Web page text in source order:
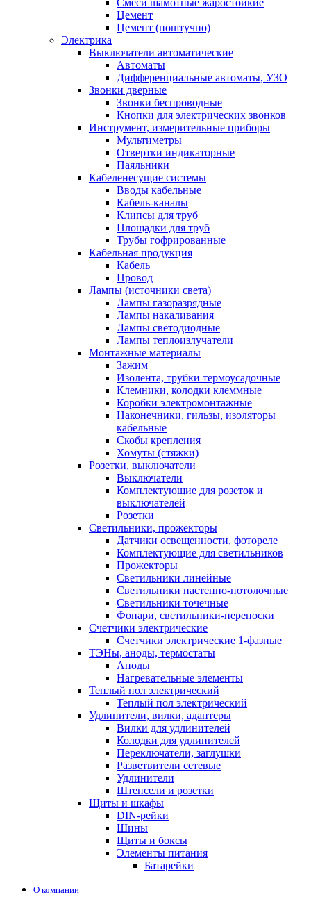
Смеси шамотные жаростойкие
Цемент
Цемент (поштучно)
Электрика
Выключатели автоматические
Автоматы
Дифференциальные автоматы, УЗО
Звонки дверные
Звонки беспроводные
Кнопки для электрических звонков
Инструмент, измерительные приборы
Мультиметры
Отвертки индикаторные
Паяльники
Кабеленесущие системы
Вводы кабельные
Кабель-каналы
Клипсы для труб
Площадки для труб
Трубы гофрированные
Кабельная продукция
Кабель
Провод
Лампы (источники света)
Лампы газоразрядные
Лампы накаливания
Лампы светодиодные
Лампы теплоизлучатели
Монтажные материалы
Зажим
Изолента, трубки термоусадочные
Клемники, колодки клеммные
Коробки электромонтажные
Наконечники, гильзы, изоляторы
кабельные
Скобы крепления
Хомуты (стяжки)
Розетки, выключатели
Выключатели
Комплектующие для розеток и
выключателей
Розетки
Светильники, прожекторы
Датчики освещенности, фотореле
Комплектующие для светильников
Прожекторы
Светильники линейные
Светильники настенно-потолочные
Светильники точечные
Фонари, светильники-переноски
Счетчики электрические
Счетчики электрические 1-фазные
ТЭНы, аноды, термостаты
Аноды
Нагревательные элементы
Теплый пол электрический
Теплый пол электрический
Удлинители, вилки, адаптеры
Вилки для удлинителей
Колодки для удлинителей
Переключатели, заглушки
Разветвители сетевые
Удлинители
Штепсели и розетки
Щиты и шкафы
DIN-рейки
Шины
Щиты и боксы
Элементы питания
Батарейки
О компании